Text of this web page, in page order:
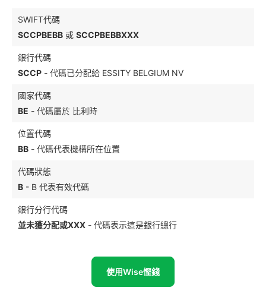
SWIFT代碼
SCCPBEBB 或 SCCPBEBBXXX
銀行代碼
SCCP - 代碼已分配給 ESSITY BELGIUM NV
國家代碼
BE - 代碼屬於 比利時
位置代碼
BB - 代碼代表機構所在位置
代碼狀態
B - B 代表有效代碼
銀行分行代碼
並未獲分配或XXX - 代碼表示這是銀行總行
使用Wise慳錢